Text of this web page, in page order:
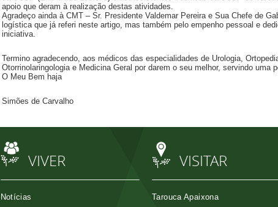
apoio que deram à realização destas atividades.
Agradeço ainda à CMT – Sr. Presidente Valdemar Pereira e Sua Chefe de
logística que já referi neste artigo, mas também pelo empenho pessoal e
iniciativa.
Termino agradecendo, aos médicos das especialidades de Urologia,
Otorrinolaringologia e Medicina Geral por darem o seu melhor, servindo uma
O Meu Bem haja
Simões de Carvalho
VIVER
Notícias
VISITAR
Tarouca Apaixona